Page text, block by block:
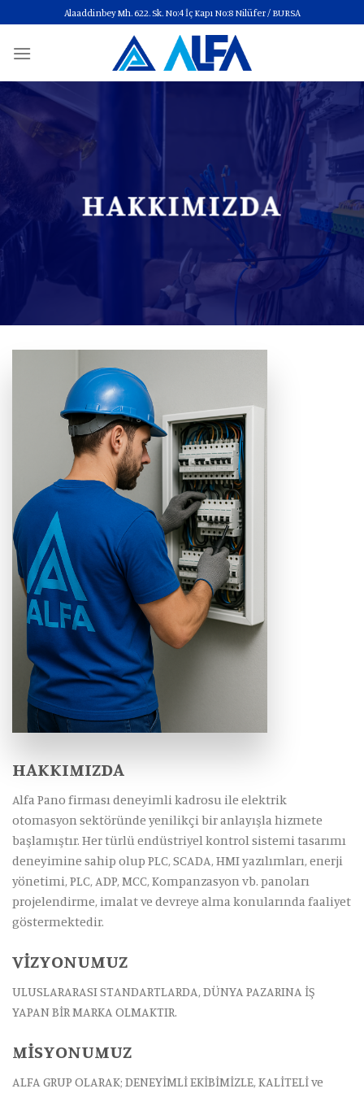
to
content
Alaaddinbey Mh. 622. Sk. No:4 İç Kapı No:8 Nilüfer / BURSA
HAKKIMIZDA
HAKKIMIZDA
Alfa Pano firması deneyimli kadrosu ile elektrik
otomasyon sektöründe yenilikçi bir anlayışla hizmete
başlamıştır. Her türlü endüstriyel kontrol sistemi tasarımı
deneyimine sahip olup PLC, SCADA, HMI yazılımları, enerji
yönetimi, PLC, ADP, MCC, Kompanzasyon vb. panoları
projelendirme, imalat ve devreye alma konularında faaliyet
göstermektedir.
VİZYONUMUZ
ULUSLARARASI STANDARTLARDA, DÜNYA PAZARINA İŞ
YAPAN BİR MARKA OLMAKTIR.
MİSYONUMUZ
ALFA GRUP OLARAK; DENEYİMLİ EKİBİMİZLE, KALİTELİ ve